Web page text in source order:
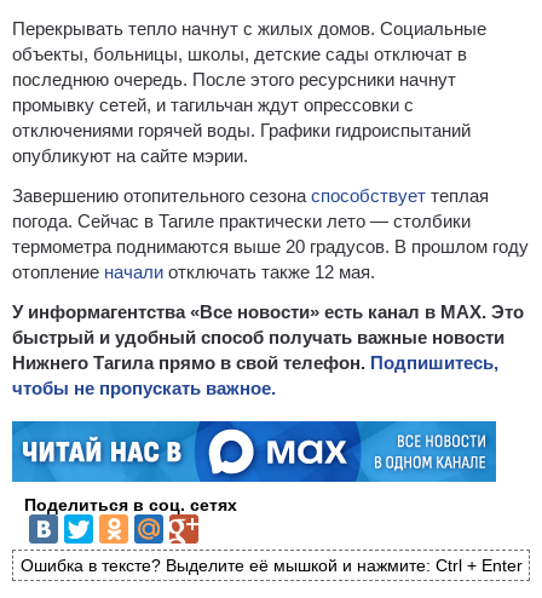
Перекрывать тепло начнут с жилых домов. Социальные
объекты, больницы, школы, детские сады отключат в
последнюю очередь. После этого ресурсники начнут
промывку сетей, и тагильчан ждут опрессовки с
отключениями горячей воды. Графики гидроиспытаний
опубликуют на сайте мэрии.
Завершению отопительного сезона способствует теплая
погода. Сейчас в Тагиле практически лето — столбики
термометра поднимаются выше 20 градусов. В прошлом году
отопление начали отключать также 12 мая.
У информагентства «Все новости» есть канал в MAX. Это
быстрый и удобный способ получать важные новости
Нижнего Тагила прямо в свой телефон. Подпишитесь,
чтобы не пропускать важное.
Поделиться в соц. сетях
Ошибка в тексте? Выделите её мышкой и нажмите: Ctrl + Enter